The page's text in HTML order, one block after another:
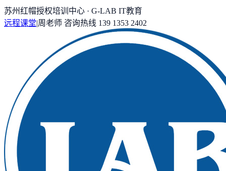
苏州红帽授权培训中心 · G-LAB IT教育
远程课堂|周老师 咨询热线 139 1353 2402